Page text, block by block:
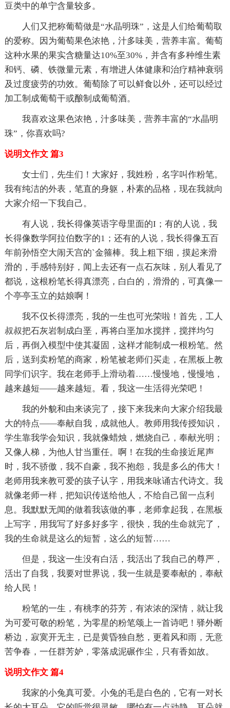
豆类中的单宁含量较多。
人们又把称葡萄做是“水晶明珠”，这是人们给葡萄取
的爱称。因为葡萄果色浓艳，汁多味美，营养丰富。葡萄
这种水果的果实含糖量达10%至30%，并含有多种维生素
和钙、磷、铁微量元素，有增进人体健康和治疗精神衰弱
及过度疲劳的功效。葡萄除了可以鲜食以外，还可以经过
加工制成葡萄干或酿制成葡萄酒。
我喜欢这果色浓艳，汁多味美，营养丰富的“水晶明
珠”，你喜欢吗?
说明文作文 篇3
女士们，先生们！大家好，我姓粉，名字叫作粉笔。
我有纯洁的外表，笔直的身躯，朴素的品格，现在我就向
大家介绍一下我自己。
有人说，我长得像英语字母里面的I；有的人说，我
长得像数学阿拉伯数字的1；还有的人说，我长得像五百
年前孙悟空大闹天宫的`金箍棒。我上粗下细，摸起来滑
滑的，手感特别好，闻上去还有一点石灰味，别人看见了
都说，这根粉笔长得真漂亮，白白的，滑滑的，可真像一
个亭亭玉立的姑娘啊！
我不仅长得漂亮，我的一生也可光荣啦！首先，工人
叔叔把石灰岩制成白垩，再将白垩加水搅拌，搅拌均匀
后，再倒入模型中使其凝固，这样才能制成一根粉笔。然
后，送到卖粉笔的商家，粉笔被老师们买走，在黑板上教
同学们识字。我在老师手上滑动着……慢慢地，慢慢地，
越来越短——越来越短。看，我这一生活得光荣吧！
我的外貌和由来谈完了，接下来我来向大家介绍我最
大的特点——奉献自我，成就他人。教师用我传授知识，
学生靠我学会知识，我就像蜡烛，燃烧自己，奉献光明；
又像人梯，为他人甘当重任。啊！在我的生命接近尾声
时，我不骄傲，我不自豪，我不抱怨，我是多么的伟大！
老师用我来教可爱的孩子认字，用我来咏诵古代诗文。我
就像老师一样，把知识传送给他人，不给自己留一点利
息。我默默无闻的做着我该做的事，老师拿起我，在黑板
上写字，用我写了好多好多字，很快，我的生命就完了，
我的生命就是这么的短暂，这么的短暂……
但是，我这一生没有白活，我活出了我自己的尊严，
活出了自我，我要对世界说，我一生就是要奉献的，奉献
给人民！
粉笔的一生，有桃李的芬芳，有浓浓的深情，就让我
为可爱可敬的粉笔，为零星的粉笔颂上一首诗吧！驿外断
桥边，寂寞开无主，已是黄昏独自愁，更着风和雨，无意
苦争春，一任群芳妒，零落成泥碾作尘，只有香如故。
说明文作文 篇4
我家的小兔真可爱。小兔的毛是白色的，它有一对长